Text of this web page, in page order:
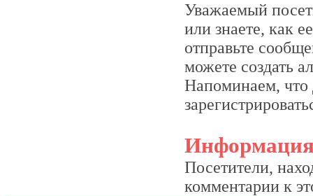
Уважаемый
или знаете, как
отправьте
можете создать
Напоминаем, что
Посетители,
комментарии к